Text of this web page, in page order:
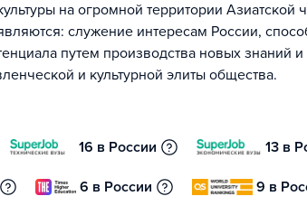
на огромной территории Азиатской
служение интересам России,
путем производства новых
и культурной элиты общества.
16 в России 13 в
6 в России 9 в